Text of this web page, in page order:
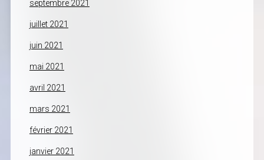
septembre 2021
juillet 2021
juin 2021
mai 2021
avril 2021
mars 2021
février 2021
janvier 2021